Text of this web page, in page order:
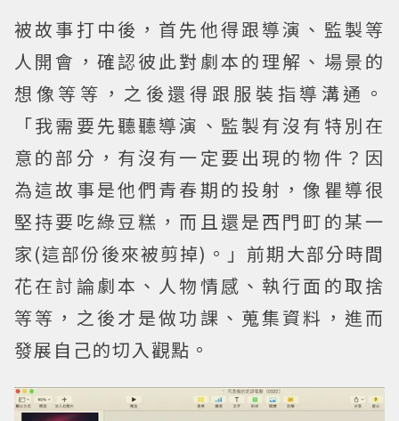
被故事打中後，首先他得跟導演、監製等
人開會，確認彼此對劇本的理解、場景的
想像等等，之後還得跟服裝指導溝通。
「我需要先聽聽導演、監製有沒有特別在
意的部分，有沒有一定要出現的物件？因
為這故事是他們青春期的投射，像瞿導很
堅持要吃綠豆糕，而且還是西門町的某一
家(這部份後來被剪掉)。」前期大部分時間
花在討論劇本、人物情感、執行面的取捨
等等，之後才是做功課、蒐集資料，進而
發展自己的切入觀點。